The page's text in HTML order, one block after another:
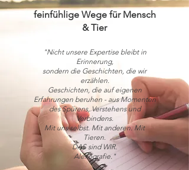
feinfühlige Wege für Mensch
& Tier
"Nicht unsere Expertise bleibt in
Erinnerung,
sondern die Geschichten, die wir
erzählen.
Geschichten, die auf eigenen
Erfahrungen beruhen - aus Momenten
des Spürens, Verstehens und
Verbindens.
Mit uns selbst. Mit anderen. Mit
Tieren.
DAS sind WIR.
Alexografie."